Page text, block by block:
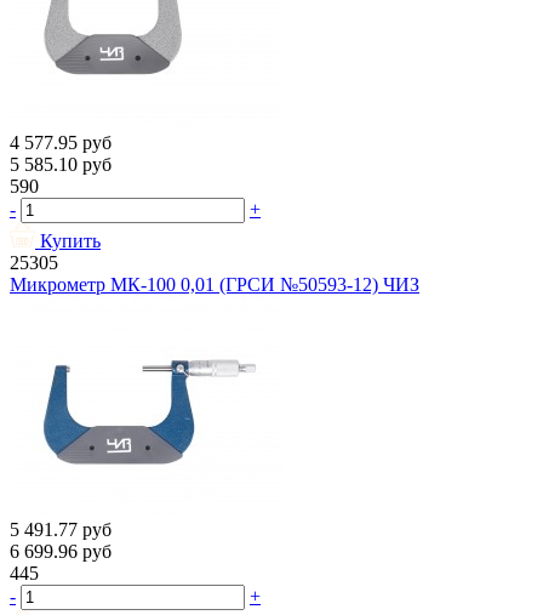
4 577.95 руб
5 585.10 руб
590
-
+
Купить
25305
Микрометр МК-100 0,01 (ГРСИ №50593-12) ЧИЗ
5 491.77 руб
6 699.96 руб
445
-
+